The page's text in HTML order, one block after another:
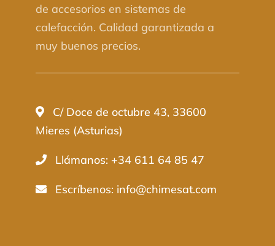
de accesorios en sistemas de
calefacción. Calidad garantizada a
muy buenos precios.
C/ Doce de octubre 43, 33600
Mieres (Asturias)
Llámanos: +34 611 64 85 47
Escríbenos: info@chimesat.com